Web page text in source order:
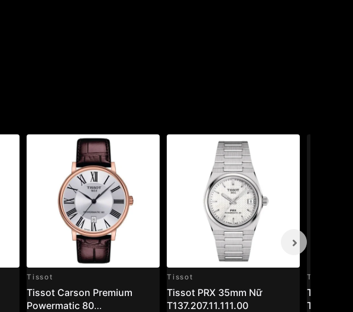
Tissot
Tissot Carson Premium
Powermatic 80
Tissot
Tissot PRX 35mm Nữ
T137.207.11.111.00
Tissot
Tissot